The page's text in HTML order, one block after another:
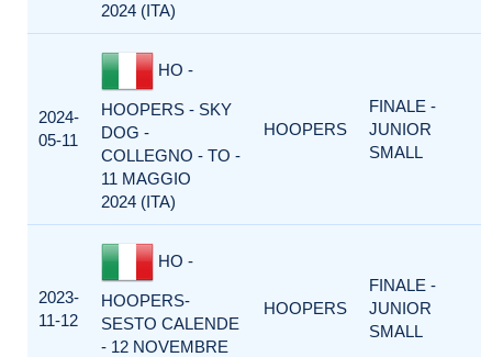
2024 (ITA)
2024-
05-11
HO -
HOOPERS - SKY
DOG -
COLLEGNO - TO -
11 MAGGIO
2024 (ITA)
HOOPERS
FINALE -
JUNIOR
SMALL
2023-
11-12
HO -
HOOPERS-
SESTO CALENDE
- 12 NOVEMBRE
HOOPERS
FINALE -
JUNIOR
SMALL